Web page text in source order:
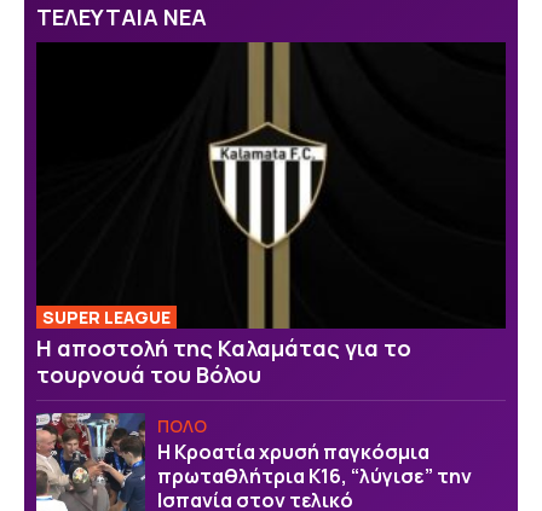
ΤΕΛΕΥΤΑΙΑ ΝΕΑ
SUPER LEAGUE
Η αποστολή της Καλαμάτας για το
τουρνουά του Βόλου
ΠΟΛΟ
Η Κροατία χρυσή παγκόσμια
πρωταθλήτρια Κ16, “λύγισε” την
Ισπανία στον τελικό